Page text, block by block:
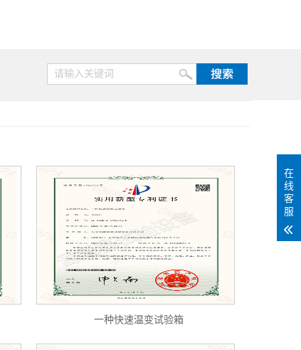
一种快速温变试验箱
在
线
客
服